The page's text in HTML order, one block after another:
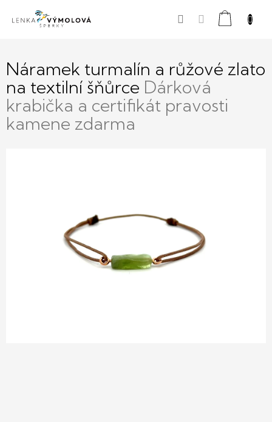
Nákupní
Náramek turmalín a růžové zlato
na textilní šňůrce Dárková
krabička a certifikát pravosti
kamene zdarma